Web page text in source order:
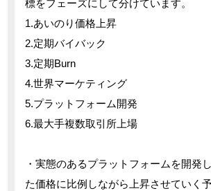
標をフェーズにして分けています。
1.あいのり価格上昇
2.定期バイバック
3.定期Burn
4.世界マーケティング
5.プラットフォーム開発
6.最大手複数取引所上場
・実態のあるプラットフォームを開発
た価格に比例しながら上昇させていく予